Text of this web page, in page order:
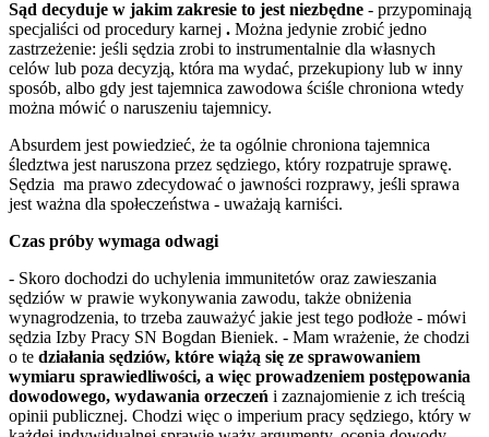
Sąd decyduje w jakim zakresie to jest niezbędne - przypominają
specjaliści od procedury karnej . Można jedynie zrobić jedno
zastrzeżenie: jeśli sędzia zrobi to instrumentalnie dla własnych
celów lub poza decyzją, która ma wydać, przekupiony lub w inny
sposób, albo gdy jest tajemnica zawodowa ściśle chroniona wtedy
można mówić o naruszeniu tajemnicy.
Absurdem jest powiedzieć, że ta ogólnie chroniona tajemnica
śledztwa jest naruszona przez sędziego, który rozpatruje sprawę.
Sędzia ma prawo zdecydować o jawności rozprawy, jeśli sprawa
jest ważna dla społeczeństwa - uważają karniści.
Czas próby wymaga odwagi
- Skoro dochodzi do uchylenia immunitetów oraz zawieszania
sędziów w prawie wykonywania zawodu, także obniżenia
wynagrodzenia, to trzeba zauważyć jakie jest tego podłoże - mówi
sędzia Izby Pracy SN Bogdan Bieniek. - Mam wrażenie, że chodzi
o te działania sędziów, które wiążą się ze sprawowaniem
wymiaru sprawiedliwości, a więc prowadzeniem postępowania
dowodowego, wydawania orzeczeń i zaznajomienie z ich treścią
opinii publicznej. Chodzi więc o imperium pracy sędziego, który w